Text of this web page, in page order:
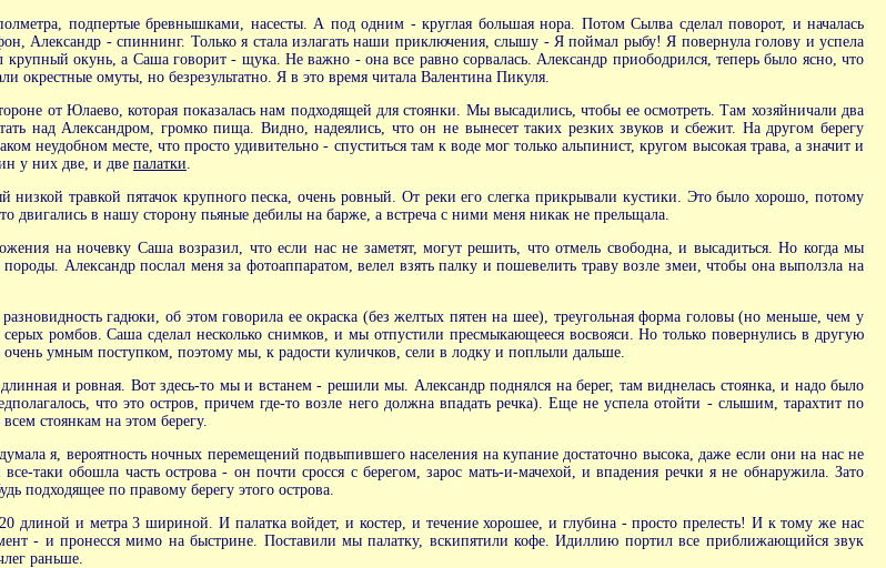
подпертые бревнышками, насесты. А под одним - круглая большая нора. Потом Сылва сделал поворот, и началась
Александр - спиннинг. Только я стала излагать наши приключения, слышу - Я поймал рыбу! Я повернула голову и успела
крупный окунь, а Саша говорит - щука. Не важно - она все равно сорвалась. Александр приободрился, теперь было ясно, что
омуты, но безрезультатно. Я в это время читала Валентина Пикуля.
от Юлаево, которая показалась нам подходящей для стоянки. Мы высадились, чтобы ее осмотреть. Там хозяйничали два
над Александром, громко пища. Видно, надеялись, что он не вынесет таких резких звуков и сбежит. На другом берегу
месте, что просто удивительно - спуститься там к воде мог только альпинист, кругом высокая трава, а значит и
у них две, и две палатки
травкой пятачок крупного песка, очень ровный. От реки его слегка прикрывали кустики. Это было хорошо, потому
двигались в нашу сторону пьяные дебилы на барже, а встреча с ними меня никак не прельщала.
на ночевку Саша возразил, что если нас не заметят, могут решить, что отмель свободна, и высадиться. Но когда мы
Александр послал меня за фотоаппаратом, велел взять палку и пошевелить траву возле змеи, чтобы она выползла на
гадюки, об этом говорила ее окраска (без желтых пятен на шее), треугольная форма головы (но меньше, чем у
ромбов. Саша сделал несколько снимков, и мы отпустили пресмыкающееся восвояси. Но только повернулись в другую
умным поступком, поэтому мы, к радости куличков, сели в лодку и поплыли дальше.
и ровная. Вот здесь-то мы и встанем - решили мы. Александр поднялся на берег, там виднелась стоянка, и надо было
что это остров, причем где-то возле него должна впадать речка). Еще не успела отойти - слышим, тарахтит по
стоянкам на этом берегу.
я, вероятность ночных перемещений подвыпившего населения на купание достаточно высока, даже если они на нас не
таки обошла часть острова - он почти сросся с берегом, зарос мать-и-мачехой, и впадения речки я не обнаружила. Зато
по правому берегу этого острова.
длиной и метра 3 шириной. И палатка войдет, и костер, и течение хорошее, и глубина - просто прелесть! И к тому же нас
- и пронесся мимо на быстрине. Поставили мы палатку, вскипятили кофе. Идиллию портил все приближающийся звук
раньше.